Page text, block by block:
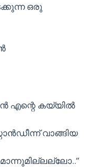
ഒരു
എന്റെ കയ്യിൽ
വാങ്ങിയ